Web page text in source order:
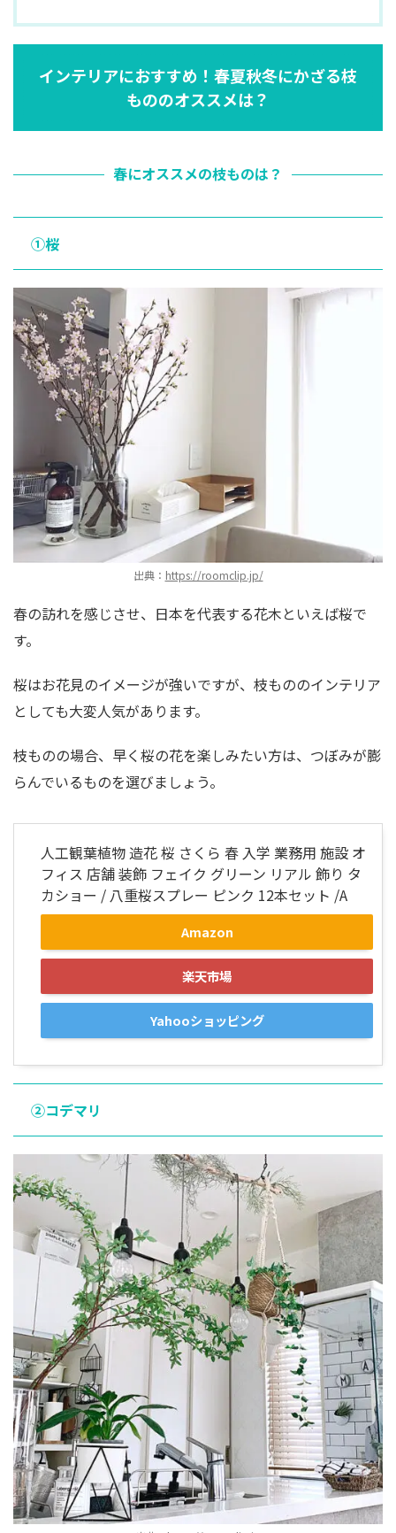
インテリアにおすすめ！春夏秋冬にかざる枝
もののオススメは？
春にオススメの枝ものは？
①桜
出典： https://roomclip.jp/
春の訪れを感じさせ、日本を代表する花木といえば桜で
す。
桜はお花見のイメージが強いですが、枝もののインテリア
としても大変人気があります。
枝ものの場合、早く桜の花を楽しみたい方は、つぼみが膨
らんでいるものを選びましょう。
人工観葉植物 造花 桜 さくら 春 入学 業務用 施設 オ
フィス 店舗 装飾 フェイク グリーン リアル 飾り タ
カショー / 八重桜スプレー ピンク 12本セット /A
Amazon
楽天市場
Yahooショッピング
②コデマリ